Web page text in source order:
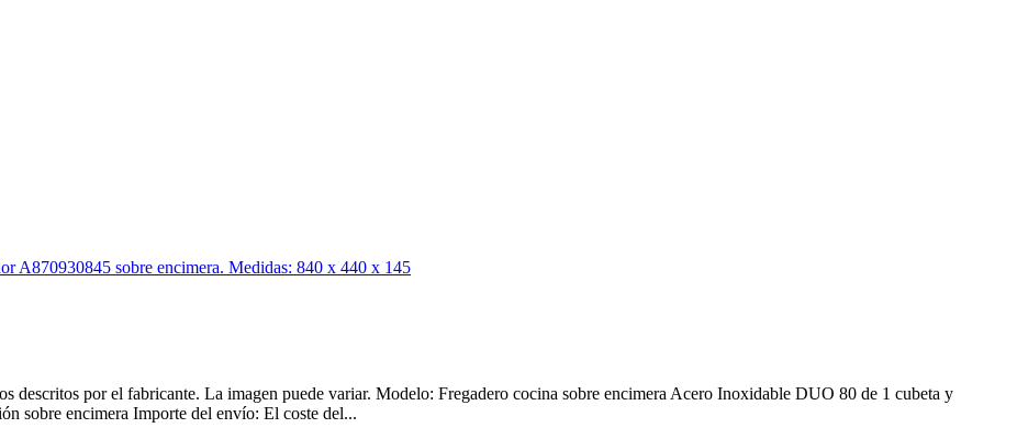
descritos por el fabricante. La imagen puede variar. Modelo: Fregadero cocina sobre encimera Acero Inoxidable DUO 80 de 1 cubeta y
sobre encimera Importe del envío: El coste del...